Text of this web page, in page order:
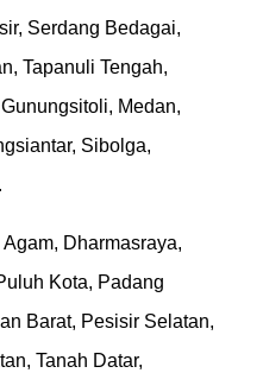
Serdang Bedagai,
Tapanuli Tengah,
Medan,
Sibolga,
Agam, Dharmasraya,
Kota, Padang
Barat, Pesisir Selatan,
Tanah Datar,